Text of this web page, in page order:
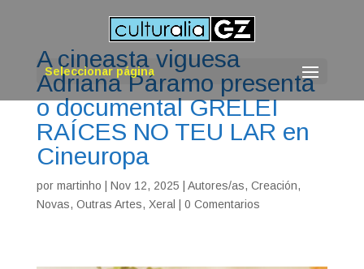
Seleccionar página
A cineasta viguesa
Adriana Páramo presenta
o documental GRELEI
RAÍCES NO TEU LAR en
Cineuropa
por martinho Nov 12, 2025 Autores/as, Creación,
Novas, Outras Artes, Xeral 0 Comentarios